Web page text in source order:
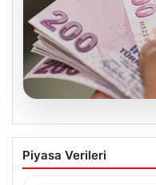
05.08.2026
2026 Kurban
ikramiyeleri ne
Piyasa Verileri